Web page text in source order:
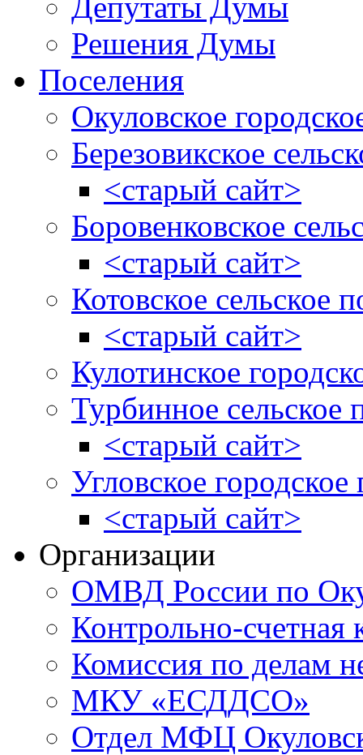
Решения Думы
Поселения
Окуловское
Березовикское
<старый сайт>
Боровенковское
<старый сайт>
Котовское сельское
<старый сайт>
Кулотинское
Турбинное сельское
<старый сайт>
Угловское городское
<старый сайт>
Организации
ОМВД России по
Контрольно-счетная
Комиссия по делам
МКУ «ЕСДДСО»
Отдел МФЦ